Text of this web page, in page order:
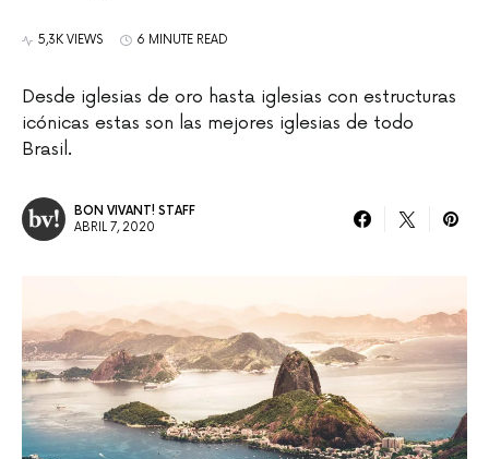
5,3K VIEWS 6 MINUTE READ
Desde iglesias de oro hasta iglesias con estructuras
icónicas estas son las mejores iglesias de todo
Brasil.
BON VIVANT! STAFF
ABRIL 7, 2020